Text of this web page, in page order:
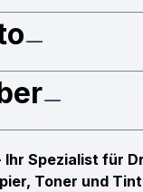
Ihr Spezialist für
Toner und